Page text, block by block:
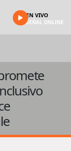
EN VIVO
SEÑAL ONLINE